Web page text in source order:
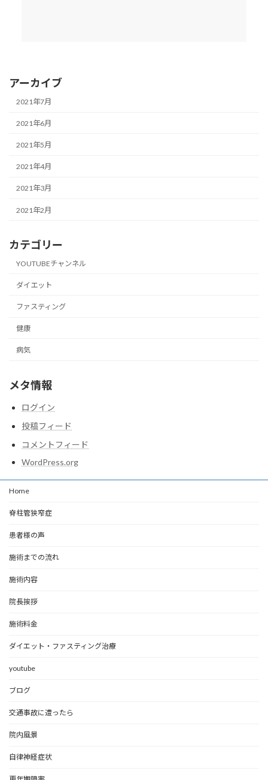
アーカイブ
2021年7月
2021年6月
2021年5月
2021年4月
2021年3月
2021年2月
カテゴリー
YOUTUBEチャンネル
ダイエット
ファスティング
健康
病気
メタ情報
ログイン
投稿フィード
コメントフィード
WordPress.org
Home
脊柱管狭窄症
患者様の声
施術までの流れ
施術内容
院長挨拶
施術料金
ダイエット・ファスティング治療
youtube
ブログ
交通事故に遭ったら
院内風景
自律神経症状